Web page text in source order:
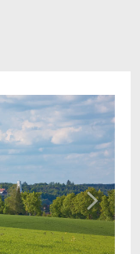
Weiter